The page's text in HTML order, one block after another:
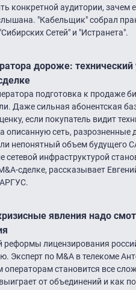
конкретной аудитории, зачем
"Кабельщик" собрал
Сетей" и "Истранета".
дороже: технический
подготовка к продаже
Даже сильная абонентская
если покупатель видит
описанную сеть, разрозненные
непонятный объем будущего
сетевой инфраструктурой
сделке, рассказывает
явления надо
лицензирования
Эксперт по M&A в телекоме
становится все
от объединений и как